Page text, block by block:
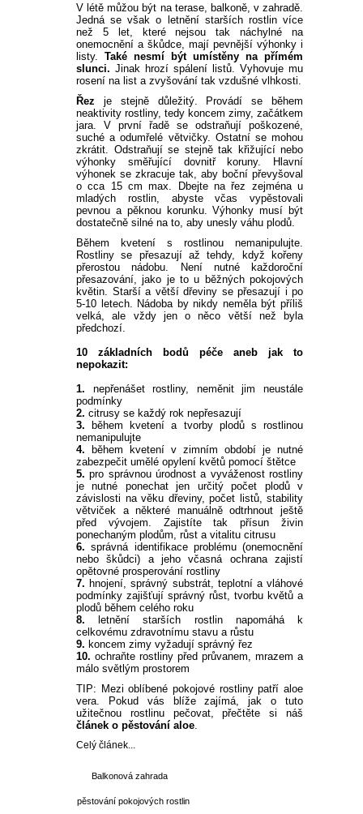
V létě můžou být na terase, balkoně, v zahradě.
Jedná se však o letnění starších rostlin více
než 5 let, které nejsou tak náchylné na
onemocnění a škůdce, mají pevnější výhonky i
listy. Také nesmí být umístěny na přímém
slunci. Jinak hrozí spálení listů. Vyhovuje mu
rosení na list a zvyšování tak vzdušné vlhkosti.
Řez je stejně důležitý. Provádí se během
neaktivity rostliny, tedy koncem zimy, začátkem
jara. V první řadě se odstraňují poškozené,
suché a odumřelé větvičky. Ostatní se mohou
zkrátit. Odstraňují se stejně tak křižující nebo
výhonky směřující dovnitř koruny. Hlavní
výhonek se zkracuje tak, aby boční převyšoval
o cca 15 cm max. Dbejte na řez zejména u
mladých rostlin, abyste včas vypěstovali
pevnou a pěknou korunku. Výhonky musí být
dostatečně silné na to, aby unesly váhu plodů.
Během kvetení s rostlinou nemanipulujte.
Rostliny se přesazují až tehdy, když kořeny
přerostou nádobu. Není nutné každoroční
přesazování, jako je to u běžných pokojových
květin. Starší a větší dřeviny se přesazují i po
5-10 letech. Nádoba by nikdy neměla být příliš
velká, ale vždy jen o něco větší než byla
předchozí.
10 základních bodů péče aneb jak to
nepokazit:
1. nepřenášet rostliny, neměnit jim neustále
podmínky
2. citrusy se každý rok nepřesazují
3. během kvetení a tvorby plodů s rostlinou
nemanipulujte
4. během kvetení v zimním období je nutné
zabezpečit umělé opylení květů pomocí štětce
5. pro správnou úrodnost a vyváženost rostliny
je nutné ponechat jen určitý počet plodů v
závislosti na věku dřeviny, počet listů, stability
větviček a některé manuálně odtrhnout ještě
před vývojem. Zajistíte tak přísun živin
ponechaným plodům, růst a vitalitu citrusu
6. správná identifikace problému (onemocnění
nebo škůdci) a jeho včasná ochrana zajistí
opětovné prosperování rostliny
7. hnojení, správný substrát, teplotní a vláhové
podmínky zajišťují správný růst, tvorbu květů a
plodů během celého roku
8. letnění starších rostlin napomáhá k
celkovému zdravotnímu stavu a růstu
9. koncem zimy vyžadují správný řez
10. ochraňte rostliny před průvanem, mrazem a
málo světlým prostorem
TIP: Mezi oblíbené pokojové rostliny patří aloe
vera. Pokud vás blíže zajímá, jak o tuto
užitečnou rostlinu pečovat, přečtěte si náš
článek o pěstování aloe
Celý článek...
Balkonová zahrada
pěstování pokojových rostlin